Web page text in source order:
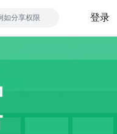
如分享权限 登录